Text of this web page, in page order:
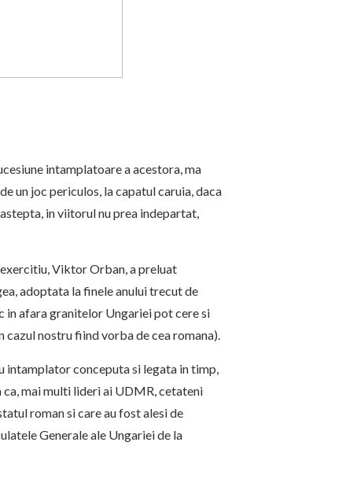
intamplatoare a acestora, ma
un joc periculos, la capatul caruia, daca
in viitorul nu prea indepartat,
exercitiu, Viktor Orban, a preluat
adoptata la finele anului trecut de
in afara granitelor Ungariei pot cere si
cazul nostru fiind vorba de cea romana).
intamplator conceputa si legata in timp,
ca, mai multi lideri ai UDMR, cetateni
roman si care au fost alesi de
Generale ale Ungariei de la